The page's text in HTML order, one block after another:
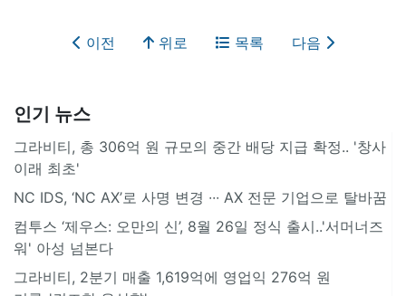
이전 위로 목록 다음
인기 뉴스
그라비티, 총 306억 원 규모의 중간 배당 지급 확정.. '창사
이래 최초'
NC IDS, ‘NC AX’로 사명 변경 ∙∙∙ AX 전문 기업으로 탈바꿈
컴투스 ‘제우스: 오만의 신’, 8월 26일 정식 출시..'서머너즈
워' 아성 넘본다
그라비티, 2분기 매출 1,619억에 영업익 276억 원